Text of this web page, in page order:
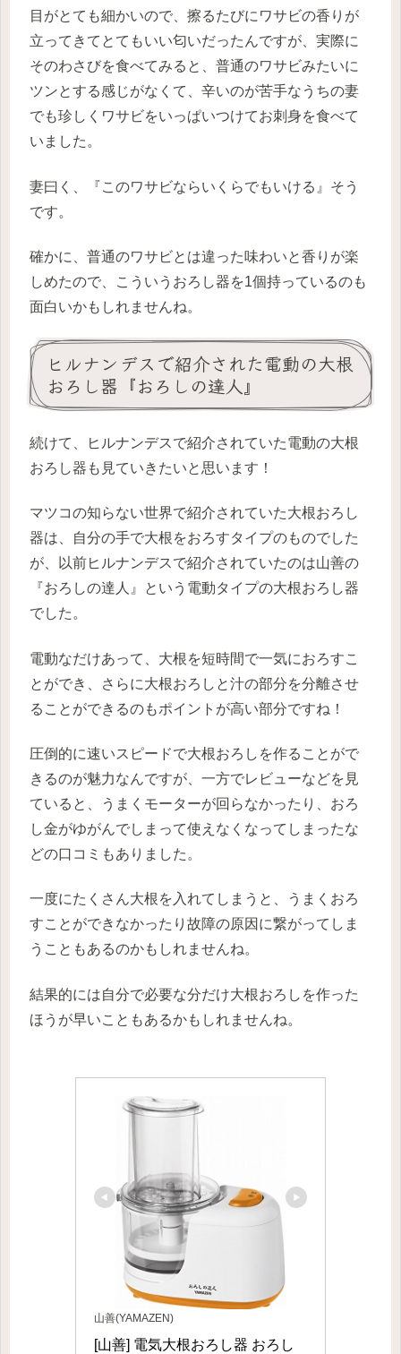
目がとても細かいので、擦るたびにワサビの香りが
立ってきてとてもいい匂いだったんですが、実際に
そのわさびを食べてみると、普通のワサビみたいに
ツンとする感じがなくて、辛いのが苦手なうちの妻
でも珍しくワサビをいっぱいつけてお刺身を食べて
いました。
妻曰く、『このワサビならいくらでもいける』そう
です。
確かに、普通のワサビとは違った味わいと香りが楽
しめたので、こういうおろし器を1個持っているのも
面白いかもしれませんね。
ヒルナンデスで紹介された電動の大根
おろし器『おろしの達人』
続けて、ヒルナンデスで紹介されていた電動の大根
おろし器も見ていきたいと思います！
マツコの知らない世界で紹介されていた大根おろし
器は、自分の手で大根をおろすタイプのものでした
が、以前ヒルナンデスで紹介されていたのは山善の
『おろしの達人』という電動タイプの大根おろし器
でした。
電動なだけあって、大根を短時間で一気におろすこ
とができ、さらに大根おろしと汁の部分を分離させ
ることができるのもポイントが高い部分ですね！
圧倒的に速いスピードで大根おろしを作ることがで
きるのが魅力なんですが、一方でレビューなどを見
ていると、うまくモーターが回らなかったり、おろ
し金がゆがんでしまって使えなくなってしまったな
どの口コミもありました。
一度にたくさん大根を入れてしまうと、うまくおろ
すことができなかったり故障の原因に繋がってしま
うこともあるのかもしれませんね。
結果的には自分で必要な分だけ大根おろしを作った
ほうが早いこともあるかもしれませんね。
山善(YAMAZEN)
[山善] 電気大根おろし器 おろし